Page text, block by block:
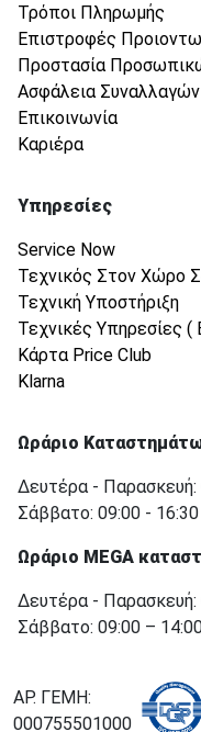
Τρόποι Πληρωμής
Επιστροφές
Προστασία
Ασφάλεια Συναλλαγών
Επικοινωνία
Καριέρα
Υπηρεσίες
Service Now
Τεχνικός Στον Χώρο
Τεχνική Υποστήριξη
Τεχνικές Υπηρεσίες
Κάρτα Price Club
Klarna
Ωράριο
Δευτέρα - Παρασκευή:
Σάββατο: 09:00 - 16:30
Ωράριο MEGA
Δευτέρα - Παρασκευή:
Σάββατο: 09:00 –
ΑΡ. ΓΕΜΗ:
000755501000